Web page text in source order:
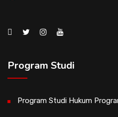
Program Studi
Program Studi Hukum